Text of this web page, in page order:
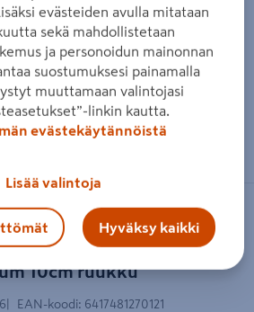
sormilla kosketusnäytöllä
napellus
10cm ruukku
EAN-koodi: 6417481270121
evästeiden avulla mitataan
sekä mahdollistetaan
ja personoidun mainonnan
suostumuksesi painamalla
muuttamaan valintojasi
linkin kautta.
evästekäytännöistä
Lisää valintoja
Hyväksy kaikki